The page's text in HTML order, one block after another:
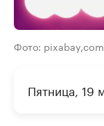
Фото: pixabay,com
Пятница, 19